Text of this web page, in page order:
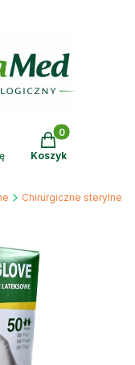
Produkty w
Koszyk
Chirurgiczne sterylne